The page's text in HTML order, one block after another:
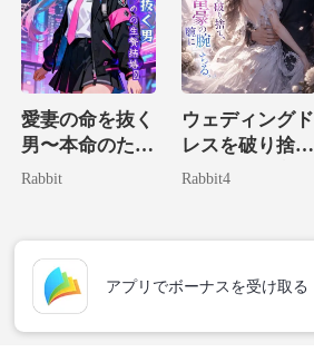
愛妻の命を抜く
男〜本命のため
の生贄結婚〜
Rabbit
ウェディングド
レスを破り捨
て、私は大富豪
Rabbit4
アプリでボーナスを受け取る